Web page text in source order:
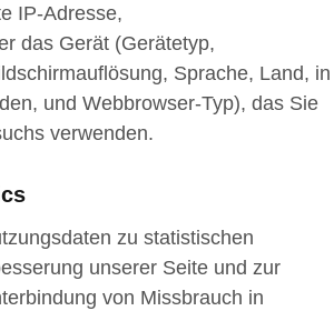
IP-Adresse,
das Gerät (Gerätetyp,
Sprache, Land, in
und Webbrowser-Typ), das Sie
verwenden.
zu statistischen
unserer Seite und zur
von Missbrauch in